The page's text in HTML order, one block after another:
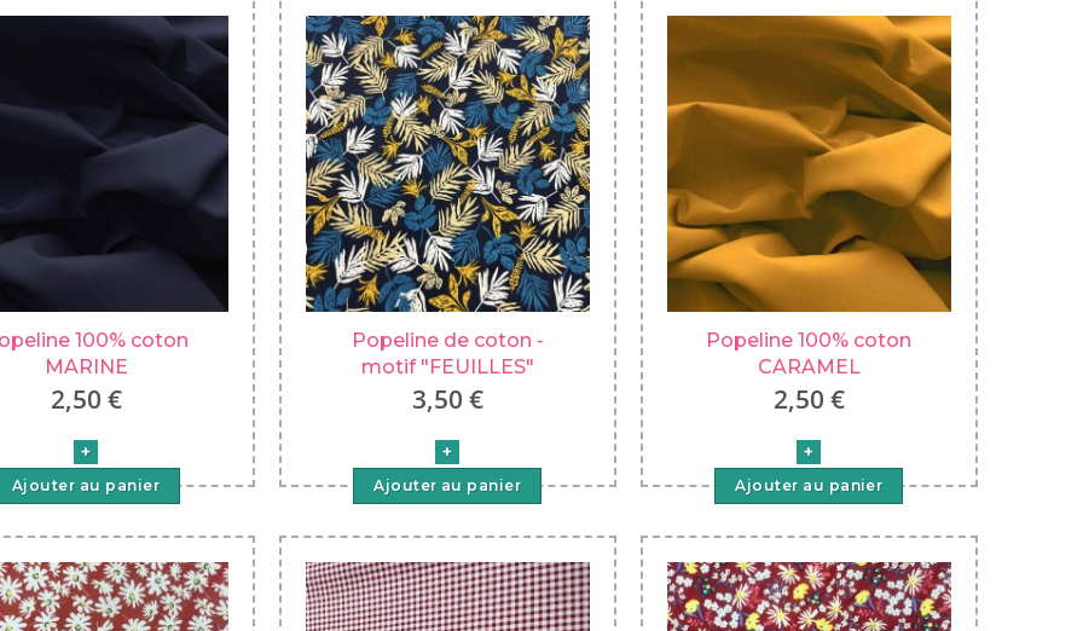
100% coton
MARINE
2,50 €
Ajouter au panier
Popeline de coton -
motif "FEUILLES"
3,50 €
Ajouter au panier
Popeline 100% coton
CARAMEL
2,50 €
Ajouter au panier